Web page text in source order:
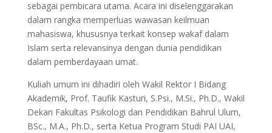
sebagai pembicara utama. Acara ini diselenggarakan
dalam rangka memperluas wawasan keilmuan
mahasiswa, khususnya terkait konsep wakaf dalam
Islam serta relevansinya dengan dunia pendidikan
dalam pemberdayaan umat.
Kuliah umum ini dihadiri oleh Wakil Rektor I Bidang
Akademik, Prof. Taufik Kasturi, S.Psi., M.Si., Ph.D., Wakil
Dekan Fakultas Psikologi dan Pendidikan Bahrul Ulum,
BSc., M.A., Ph.D., serta Ketua Program Studi PAI UAI,